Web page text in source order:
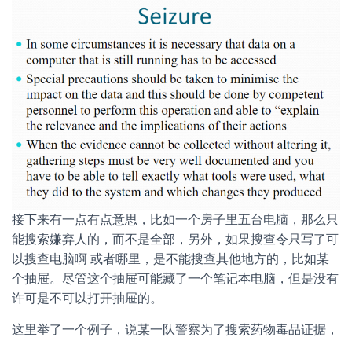
接下来有一点有点意思，比如一个房子里五台电脑，那么只
能搜索嫌弃人的，而不是全部，另外，如果搜查令只写了可
以搜查电脑啊 或者哪里，是不能搜查其他地方的，比如某
个抽屉。尽管这个抽屉可能藏了一个笔记本电脑，但是没有
许可是不可以打开抽屉的。
这里举了一个例子，说某一队警察为了搜索药物毒品证据，